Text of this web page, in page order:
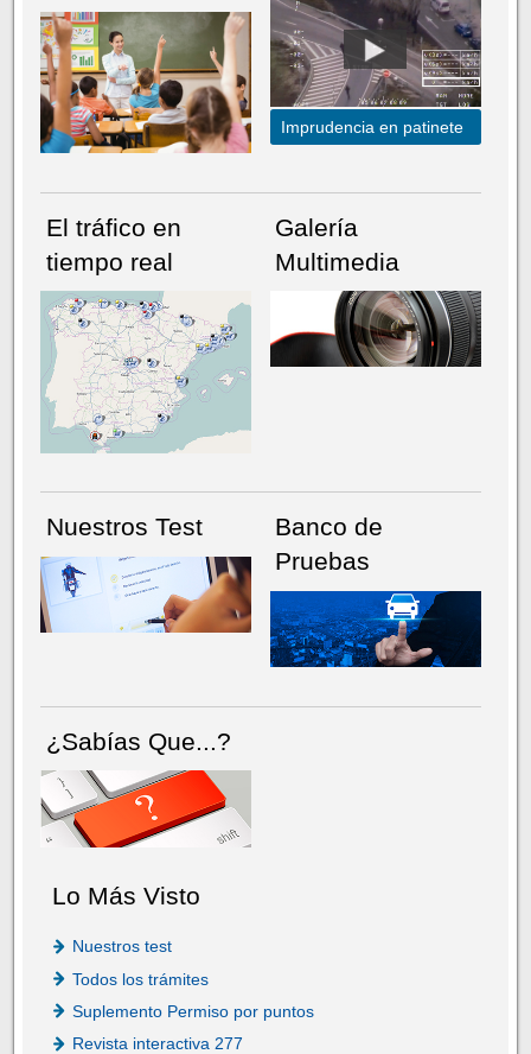
NÚMERO ACTUALHEMEROTECA
Imprudencia en patinete
El tráfico en
tiempo real
Galería
Multimedia
Nuestros Test
Banco de
Pruebas
¿Sabías Que...?
Lo Más Visto
Nuestros test
Todos los trámites
Suplemento Permiso por puntos
Revista interactiva 277